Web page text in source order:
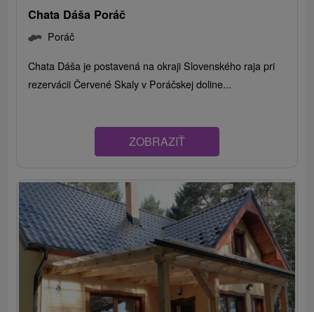
Chata Dáša Poráč
Poráč
Chata Dáša je postavená na okraji Slovenského raja pri
rezervácii Červené Skaly v Poráčskej doline...
ZOBRAZIŤ